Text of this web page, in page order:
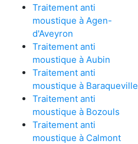
Traitement anti
moustique à Agen-
d'Aveyron
Traitement anti
moustique à Aubin
Traitement anti
moustique à Baraqueville
Traitement anti
moustique à Bozouls
Traitement anti
moustique à Calmont